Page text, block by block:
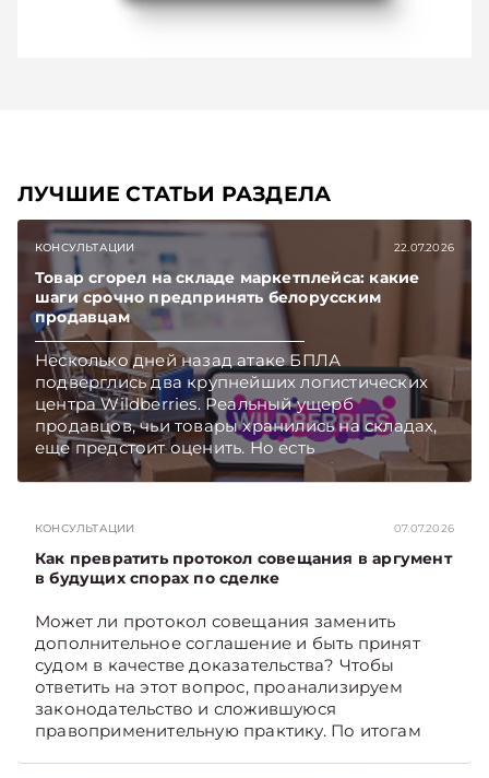
ЛУЧШИЕ СТАТЬИ РАЗДЕЛА
КОНСУЛЬТАЦИИ 22.07.2026
Товар сгорел на складе маркетплейса: какие
шаги срочно предпринять белорусским
продавцам
Несколько дней назад атаке БПЛА
подверглись два крупнейших логистических
центра Wildberries. Реальный ущерб
продавцов, чьи товары хранились на складах,
еще предстоит оценить. Но есть
первоочередные шаги, которые белорусские
компании «Экономические споры» Наталия
ТАБАЛА. Подписывайтесь на Telegram‑канал и
Viber. Главное об экономике Беларуси —
КОНСУЛЬТАЦИИ 07.07.2026
Как превратить протокол совещания в аргумент
в будущих спорах по сделке
Может ли протокол совещания заменить
дополнительное соглашение и быть принят
судом в качестве доказательства? Чтобы
ответить на этот вопрос, проанализируем
законодательство и сложившуюся
правоприменительную практику. По итогам